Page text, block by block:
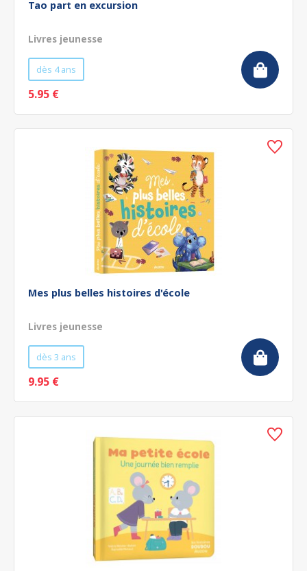
Tao part en excursion
Livres jeunesse
dès 4 ans
5.95 €
Mes plus belles histoires d'école
Livres jeunesse
dès 3 ans
9.95 €